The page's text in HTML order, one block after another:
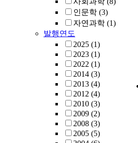
인문학 (3)
자연과학 (1)
발행연도
2025 (1)
2023 (1)
2022 (1)
2014 (3)
2013 (4)
2012 (4)
2010 (3)
2009 (2)
2008 (3)
2005 (5)